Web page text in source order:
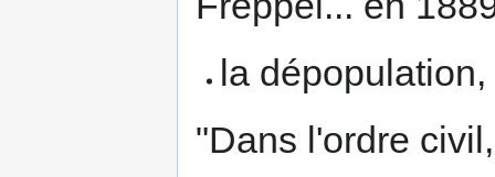
la
"Dans l'ordre